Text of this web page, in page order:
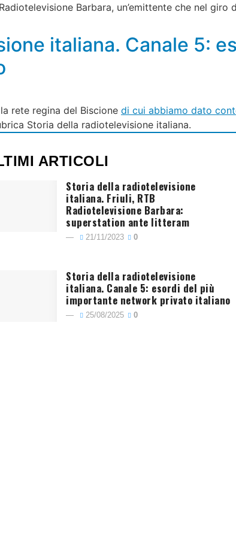
Barbara, un’emittente che nel
italiana. Canale 5:
rete regina del Biscione di cui abbiamo dato
Storia della radiotelevisione italiana.
ARTICOLI
Storia della radiotelevisione
italiana. Friuli, RTB
Radiotelevisione Barbara:
superstation ante litteram
21/11/2023 0
Storia della radiotelevisione
italiana. Canale 5: esordi del più
importante network privato italiano
25/08/2025 0